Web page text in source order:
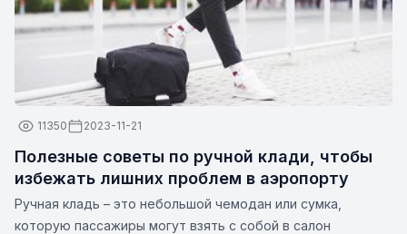
11350 2023-11-21
Полезные советы по ручной клади, чтобы
избежать лишних проблем в аэропорту
Ручная кладь – это небольшой чемодан или сумка,
которую пассажиры могут взять с собой в салон